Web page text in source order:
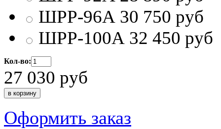
ШРР-96А 30 750 руб
ШРР-100А 32 450 руб
Кол-во:
27 030 руб
Оформить заказ